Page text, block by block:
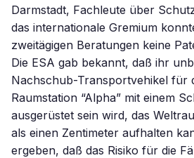
Darmstadt, Fachleute über
das internationale Gremium
zweitägigen Beratungen keine
Die ESA gab bekannt, daß ihr
Nachschub-Transportvehikel für
Raumstation “Alpha” mit einem
ausgerüstet sein wird, das
als einen Zentimeter aufhalten
ergeben, daß das Risiko für die